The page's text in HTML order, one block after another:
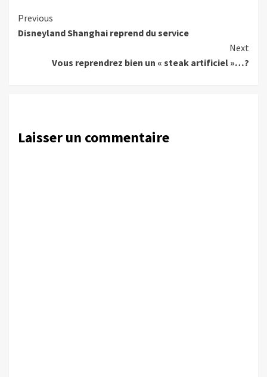
Continue
Reading
Previous
Disneyland Shanghai reprend du service
Next
Vous reprendrez bien un « steak artificiel »…?
Laisser un commentaire